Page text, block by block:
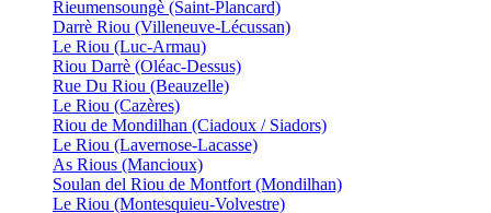
Rieumensoungè (Saint-Plancard)
Darrè Riou (Villeneuve-Lécussan)
Le Riou (Luc-Armau)
Riou Darrè (Oléac-Dessus)
Rue Du Riou (Beauzelle)
Le Riou (Cazères)
Riou de Mondilhan (Ciadoux / Siadors)
Le Riou (Lavernose-Lacasse)
As Rious (Mancioux)
Soulan del Riou de Montfort (Mondilhan)
Le Riou (Montesquieu-Volvestre)